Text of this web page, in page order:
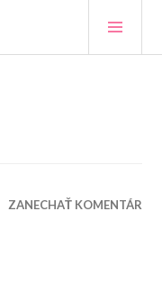
ZANECHAŤ KOMENTÁR